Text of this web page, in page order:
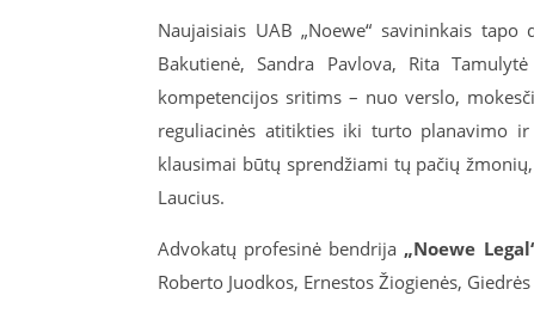
Naujaisiais UAB „Noewe“ savininkais
Bakutienė, Sandra Pavlova, Rita
kompetencijos sritims – nuo verslo,
reguliacinės atitikties iki turto planavimo
klausimai būtų sprendžiami tų pačių
Laucius.
Advokatų profesinė bendrija „Noewe
Roberto Juodkos, Ernestos Žiogienės,